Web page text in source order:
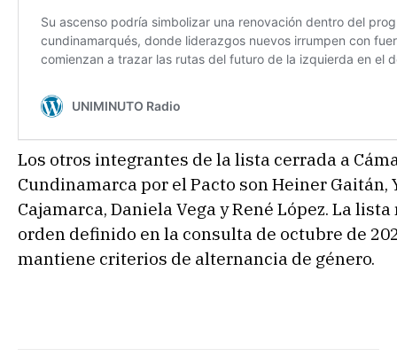
Los otros integrantes de la lista cerrada a
Cundinamarca por el Pacto son Heiner Gaitán,
Cajamarca, Daniela Vega y René López. La
orden definido en la consulta de octubre de
mantiene criterios de alternancia de género.